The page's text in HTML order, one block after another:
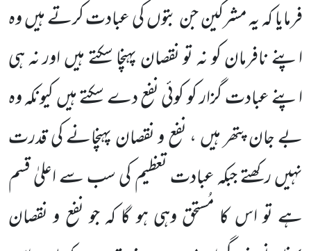
فرمایا کہ یہ مشرکین جن بتوں کی عبادتکرتے ہیں وہ
اپنے نافرمان کو نہ تو نقصان پہنچا سکتے ہیں اور نہ ہی
اپنے عبادت گزار کو کوئی نفع دے سکتے ہیں کیونکہ وہ
بے جانپتھر ہیں ، نفع و نقصان پہنچانے کی قدرت
نہیں رکھتے جبکہ عبادت تعظیم کی سب سے اعلیٰ قسم
ہے تو اس کا مُستحق وہی ہو گا کہجونفع و نقصان